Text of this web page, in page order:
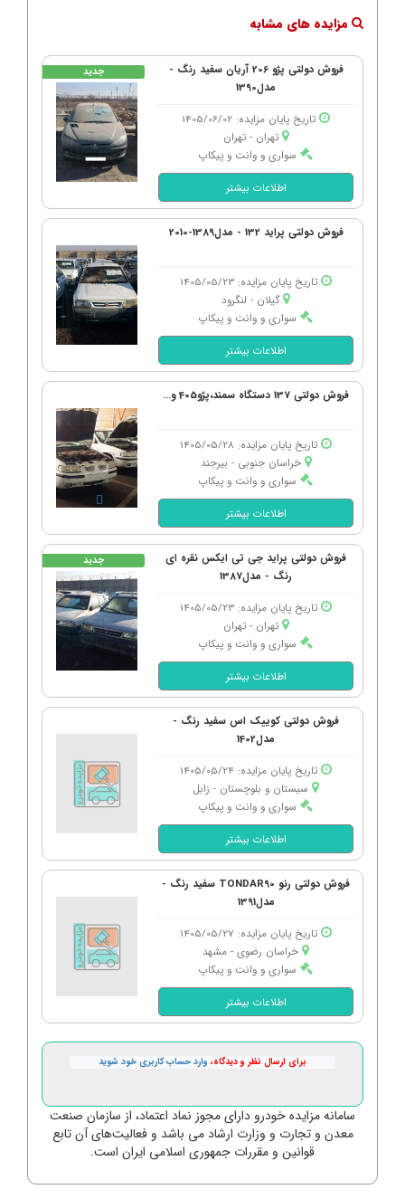
مزایده های مشابه
فروش دولتی پژو 206 آریان سفید رنگ -
مدل1390
تاریخ پایان مزایده: 1405/06/02
تهران - تهران
سواری و وانت و پیکاپ
اطلاعات بیشتر
جدید
فروش دولتی پراید 132 - مدل1389-2010
تاریخ پایان مزایده: 1405/05/23
گیلان - لنگرود
سواری و وانت و پیکاپ
اطلاعات بیشتر
فروش دولتی 137 دستگاه سمند،پژو405 و...
تاریخ پایان مزایده: 1405/05/28
خراسان جنوبی - بیرجند
سواری و وانت و پیکاپ
اطلاعات بیشتر
فروش دولتی پراید جی تی ایکس نقره ای
رنگ - مدل1387
تاریخ پایان مزایده: 1405/05/23
تهران - تهران
سواری و وانت و پیکاپ
اطلاعات بیشتر
جدید
فروش دولتی کوییک اس سفید رنگ -
مدل1402
تاریخ پایان مزایده: 1405/05/24
سیستان و بلوچستان - زابل
سواری و وانت و پیکاپ
اطلاعات بیشتر
فروش دولتی رنو TONDAR90 سفید رنگ -
مدل1391
تاریخ پایان مزایده: 1405/05/27
خراسان رضوی - مشهد
سواری و وانت و پیکاپ
اطلاعات بیشتر
برای ارسال نظر و دیدگاه، وارد حساب کاربری خود شوید
سامانه مزایده خودرو دارای مجوز نماد اعتماد، از سازمان صنعت
معدن و تجارت و وزارت ارشاد می باشد و فعالیت‌های آن تابع
قوانین و مقررات جمهوری اسلامی ایران است.